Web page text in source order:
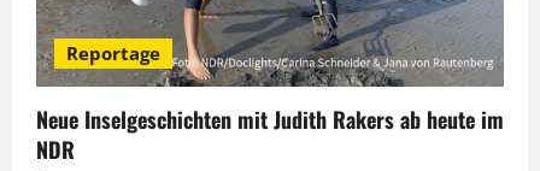
Reportage
Neue Inselgeschichten mit Judith Rakers ab heute im
NDR